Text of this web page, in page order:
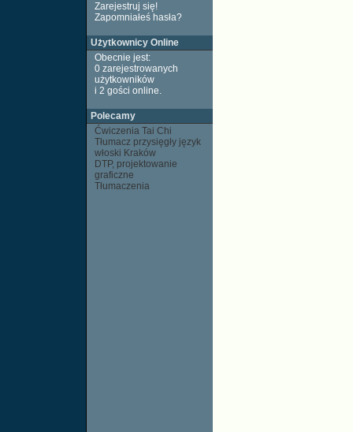
Zarejestruj się!
Zapomniałeś hasła?
Użytkownicy Online
Obecnie jest:
0 zarejestrowanych
użytkowników
i 2 gości online.
Polecamy
Ćwiczenia Tai Chi
Tłumacz przysięgły język
włoski Kraków
DTP, projektowanie
graficzne
Tłumaczenia